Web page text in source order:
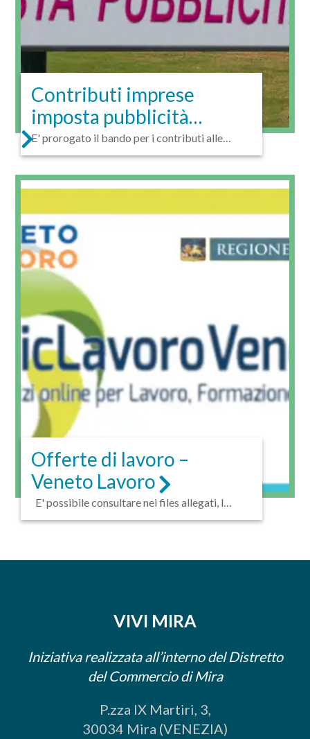
Contributi imprese
imposta pubblicità
2020
E' prorogato il bando per i contributi alle
Offerte di lavoro –
Veneto Lavoro
E' possibile consultare nei files allegati, le
VIVI MIRA
Iniziativa realizzata all’interno del Distretto
del Commercio di Mira
P.zza IX Martiri, 3,
30034 Mira (VENEZIA)